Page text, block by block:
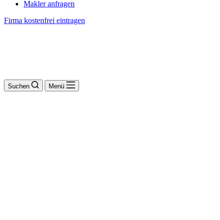
Makler anfragen
Firma kostenfrei eintragen
Suchen Menü